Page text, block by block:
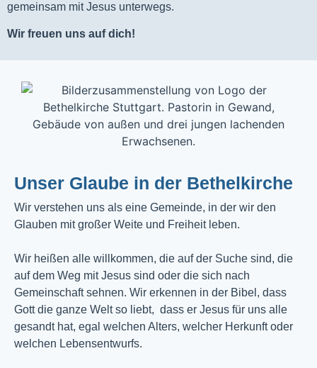
gemeinsam mit Jesus unterwegs.
Wir freuen uns auf dich!
Unser Glaube in der Bethelkirche
Wir verstehen uns als eine Gemeinde, in der wir den
Glauben mit großer Weite und Freiheit leben.
Wir heißen alle willkommen, die auf der Suche sind, die
auf dem Weg mit Jesus sind oder die sich nach
Gemeinschaft sehnen. Wir erkennen in der Bibel, dass
Gott die ganze Welt so liebt, dass er Jesus für uns alle
gesandt hat, egal welchen Alters, welcher Herkunft oder
welchen Lebensentwurfs.